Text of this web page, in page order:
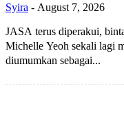
Syira - August 7, 2026
JASA terus diperakui,
Michelle Yeoh sekali lagi
diumumkan sebagai...